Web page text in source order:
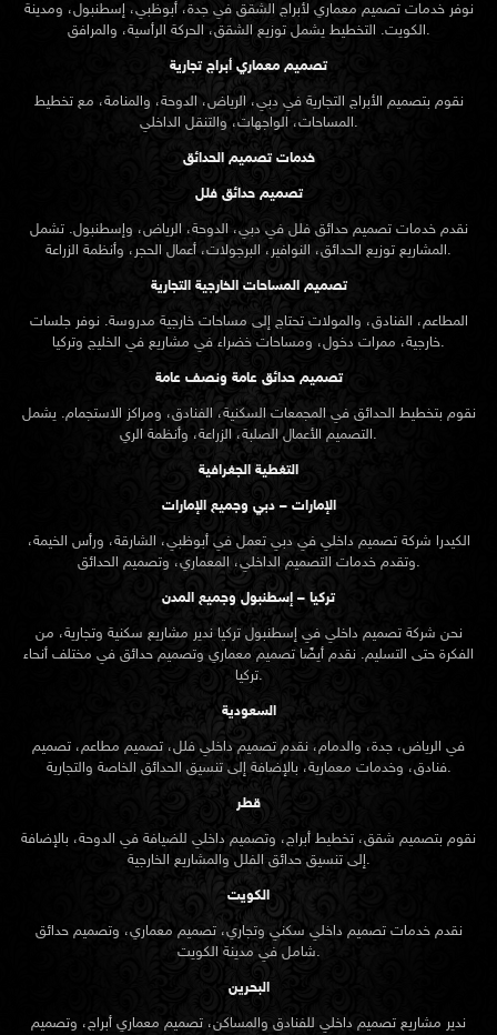
نوفر خدمات تصميم معماري لأبراج الشقق في جدة، أبوظبي، إسطنبول، ومدينة
الكويت. التخطيط يشمل توزيع الشقق، الحركة الرأسية، والمرافق.
تصميم معماري أبراج تجارية
نقوم بتصميم الأبراج التجارية في دبي، الرياض، الدوحة، والمنامة، مع تخطيط
المساحات، الواجهات، والتنقل الداخلي.
خدمات تصميم الحدائق
تصميم حدائق فلل
نقدم خدماتتصميم حدائق فلل في دبي، الدوحة، الرياض، وإسطنبول. تشمل
المشاريع توزيع الحدائق، النوافير، البرجولات، أعمال الحجر، وأنظمة الزراعة.
تصميم المساحات الخارجية التجارية
المطاعم، الفنادق، والمولات تحتاج إلى مساحات خارجية مدروسة. نوفر جلسات
خارجية، ممرات دخول، ومساحات خضراء في مشاريع في الخليج وتركيا.
تصميم حدائق عامة ونصف عامة
نقوم بتخطيط الحدائق في المجمعات السكنية، الفنادق، ومراكز الاستجمام. يشمل
التصميم الأعمال الصلبة، الزراعة، وأنظمة الري.
التغطية الجغرافية
الإمارات – دبي وجميع الإمارات
الكيدرا شركة تصميم داخلي في دبي تعمل في أبوظبي، الشارقة، ورأس الخيمة،
وتقدم خدمات التصميم الداخلي، المعماري، وتصميم الحدائق.
تركيا – إسطنبول وجميع المدن
نحن شركة تصميم داخلي في إسطنبول تركيا ندير مشاريع سكنية وتجارية، من
الفكرة حتى التسليم. نقدم أيضًا تصميم معماري وتصميم حدائق في مختلف أنحاء
تركيا.
السعودية
في الرياض، جدة، والدمام، نقدم تصميم داخلي فلل، تصميم مطاعم، تصميم
فنادق، وخدمات معمارية، بالإضافة إلى تنسيق الحدائق الخاصة والتجارية.
قطر
نقوم بتصميم شقق، تخطيط أبراج، وتصميم داخلي للضيافة في الدوحة، بالإضافة
إلى تنسيق حدائق الفلل والمشاريع الخارجية.
الكويت
نقدم خدمات تصميم داخلي سكني وتجاري، تصميم معماري، وتصميم حدائق
شامل في مدينة الكويت.
البحرين
ندير مشاريع تصميم داخلي للفنادق والمساكن، تصميم معماري أبراج، وتصميم